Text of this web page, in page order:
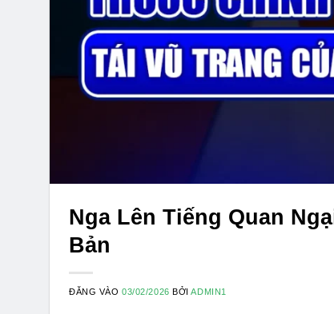
Nga Lên Tiếng Quan
Bản
ĐĂNG VÀO03/02/2026 BỞIADMIN1